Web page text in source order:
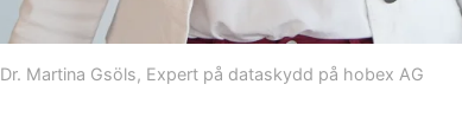
Dr. Martina Gsöls, Expert på dataskydd på hobex AG